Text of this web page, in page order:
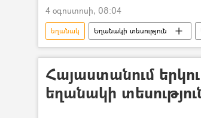
4 օգոստոսի, 08:04
եղանակ Եղանակի տեսություն
Քամի
տեղումներ Անձրև
Հայաստանում
եղանակի